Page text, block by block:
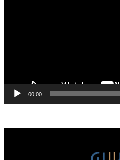
00:00